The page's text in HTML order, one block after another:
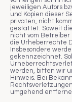
jeweiligen Autors
und Kopien dieser
privaten, nicht
gestattet. Soweit
nicht vom
die Urheberrechte
Insbesondere
gekennzeichnet.
werden, bitten wir
Hinweis. Bei
umgehend